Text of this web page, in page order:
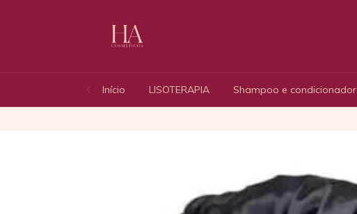
Início LISOTERAPIA Shampoo e condicionador